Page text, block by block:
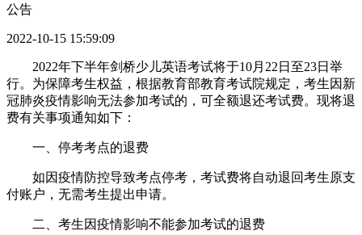
公告
2022-10-15 15:59:09
2022年下半年剑桥少儿英语考试将于10月22日至23日举
行。为保障考生权益，根据教育部教育考试院规定，考生因新
冠肺炎疫情影响无法参加考试的，可全额退还考试费。现将退
费有关事项通知如下：
一、停考考点的退费
如因疫情防控导致考点停考，考试费将自动退回考生原支
付账户，无需考生提出申请。
二、考生因疫情影响不能参加考试的退费